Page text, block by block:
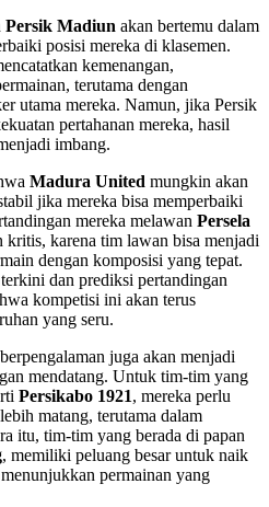
Persik Madiun akan bertemu dalam
posisi mereka di klasemen.
kemenangan,
terutama dengan
utama mereka. Namun, jika Persik
pertahanan mereka, hasil
imbang.
Madura United mungkin akan
jika mereka bisa memperbaiki
mereka melawan Persela
kritis, karena tim lawan bisa menjadi
dengan komposisi yang tepat.
terkini dan prediksi pertandingan
kompetisi ini akan terus
yang seru.
juga akan menjadi
mendatang. Untuk tim-tim yang
Persikabo 1921, mereka perlu
matang, terutama dalam
itu, tim-tim yang berada di papan
, memiliki peluang besar untuk naik
permainan yang